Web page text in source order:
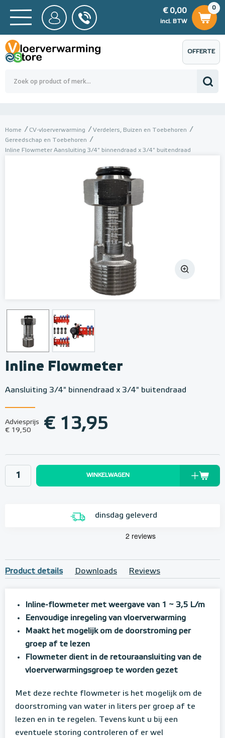
BTW
0,00
0
€ 0,00
incl. BTW
€ 0,00
OFFERTE
AANVRAGEN
Home CV-vloerverwarming
Verdelers, Buizen en Toebehoren
Gereedschap en Toebehoren
Inline Flowmeter Aansluiting 3/4" binnendraad x 3/4" buitendraad
Inline Flowmeter
Aansluiting 3/4" binnendraad x 3/4" buitendraad
Adviesprijs
€ 19,50
€ 13,95
WINKELWAGEN
dinsdag geleverd
Product details Downloads Reviews
Inline-flowmeter met weergave van 1 ~ 3,5 L/m
Eenvoudige inregeling van vloerverwarming
Maakt het mogelijk om de doorstroming per
groep af te lezen
Flowmeter dient in de retouraansluiting van de
vloerverwarmingsgroep te worden gezet
Met deze rechte flowmeter is het mogelijk om de
doorstroming van water in liters per groep af te
lezen en in te regelen. Tevens kunt u bij een
eventuele storing controleren of er wel